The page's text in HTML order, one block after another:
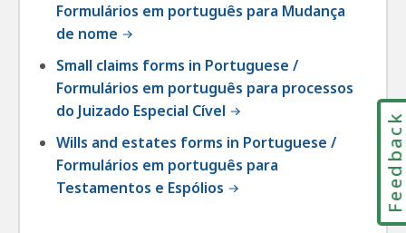
Formulários em português para Mudança
de nome
Small claims forms in Portuguese /
Formulários em português para processos
do Juizado Especial Cível
Wills and estates forms in Portuguese /
Formulários em português para
Testamentos e Espólios
Feedback